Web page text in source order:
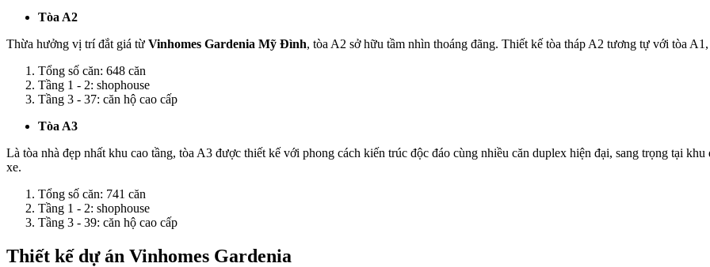
Tòa A2
Thừa hưởng vị trí đắt giá từ Vinhomes Gardenia Mỹ Đình, tòa A2 sở hữu tầm nhìn thoáng đãng. Thiết kế tòa tháp A2 tương tự với tòa
Tổng số căn: 648 căn
Tầng 1 - 2: shophouse
Tầng 3 - 37: căn hộ cao cấp
Tòa A3
Là tòa nhà đẹp nhất khu cao tầng, tòa A3 được thiết kế với phong cách kiến trúc độc đáo cùng nhiều căn duplex hiện đại, sang trọng tại
xe.
Tổng số căn: 741 căn
Tầng 1 - 2: shophouse
Tầng 3 - 39: căn hộ cao cấp
Thiết kế dự án Vinhomes Gardenia